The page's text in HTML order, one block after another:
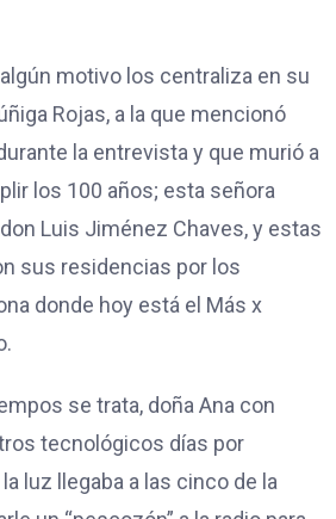
motivo los centraliza en su
Rojas, a la que mencionó
la entrevista y que murió a
los 100 años; esta señora
Luis Jiménez Chaves, y estas
sus residencias por los
donde hoy está el Más x
se trata, doña Ana con
tecnológicos días por
luz llegaba a las cinco de la